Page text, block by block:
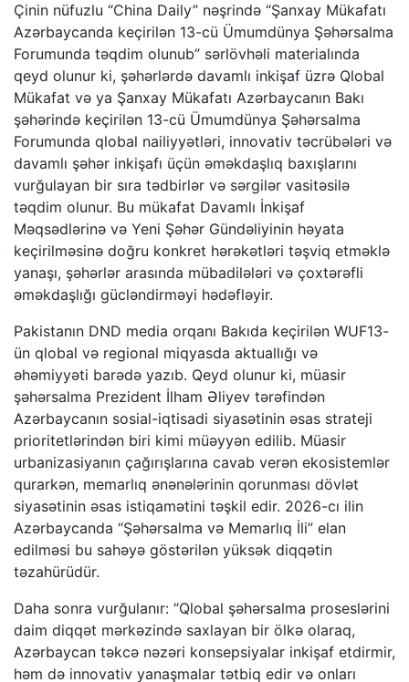
Çinin nüfuzlu “China Daily” nəşrində “Şanxay Mükafatı
Azərbaycanda keçirilən 13-cü Ümumdünya Şəhərsalma
Forumunda təqdim olunub” sərlövhəli materialında
qeyd olunur ki, şəhərlərdə davamlı inkişaf üzrə Qlobal
Mükafat və ya Şanxay Mükafatı Azərbaycanın Bakı
şəhərində keçirilən 13-cü Ümumdünya Şəhərsalma
Forumunda qlobal nailiyyətləri, innovativ təcrübələri və
davamlı şəhər inkişafı üçün əməkdaşlıq baxışlarını
vurğulayan bir sıra tədbirlər və sərgilər vasitəsilə
təqdim olunur. Bu mükafat Davamlı İnkişaf
Məqsədlərinə və Yeni Şəhər Gündəliyinin həyata
keçirilməsinə doğru konkret hərəkətləri təşviq etməklə
yanaşı, şəhərlər arasında mübadilələri və çoxtərəfli
əməkdaşlığı gücləndirməyi hədəfləyir.
Pakistanın DND media orqanı Bakıda keçirilən WUF13-
ün qlobal və regional miqyasda aktuallığı və
əhəmiyyəti barədə yazıb. Qeyd olunur ki, müasir
şəhərsalma Prezident İlham Əliyev tərəfindən
Azərbaycanın sosial-iqtisadi siyasətinin əsas strateji
prioritetlərindən biri kimi müəyyən edilib. Müasir
urbanizasiyanın çağırışlarına cavab verən ekosistemlər
qurarkən, memarlıq ənənələrinin qorunması dövlət
siyasətinin əsas istiqamətini təşkil edir. 2026-cı ilin
Azərbaycanda “Şəhərsalma və Memarlıq İli” elan
edilməsi bu sahəyə göstərilən yüksək diqqətin
təzahürüdür.
Daha sonra vurğulanır: “Qlobal şəhərsalma proseslərini
daim diqqət mərkəzində saxlayan bir ölkə olaraq,
Azərbaycan təkcə nəzəri konsepsiyalar inkişaf etdirmir,
həm də innovativ yanaşmalar tətbiq edir və onları